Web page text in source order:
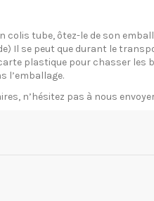
colis tube, ôtez-le de son
Il se peut que durant le
plastique pour chasser les
l’emballage.
n’hésitez pas à nous